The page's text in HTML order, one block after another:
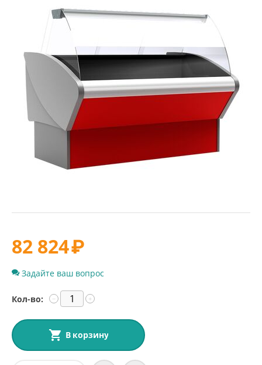
82 824₽
Задайте ваш вопрос
Кол-во: +
−
В корзину